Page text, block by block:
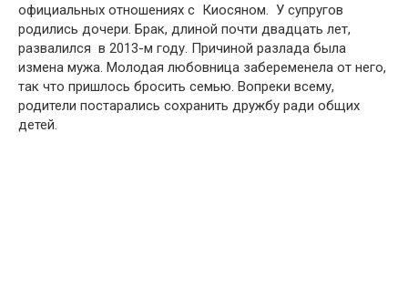
официальных отношениях с Киосяном. У супругов
родились дочери. Брак, длиной почти двадцать лет,
развалился в 2013-м году. Причиной разлада была
измена мужа. Молодая любовница забеременела от него,
так что пришлось бросить семью. Вопреки всему,
родители постарались сохранить дружбу ради общих
детей.